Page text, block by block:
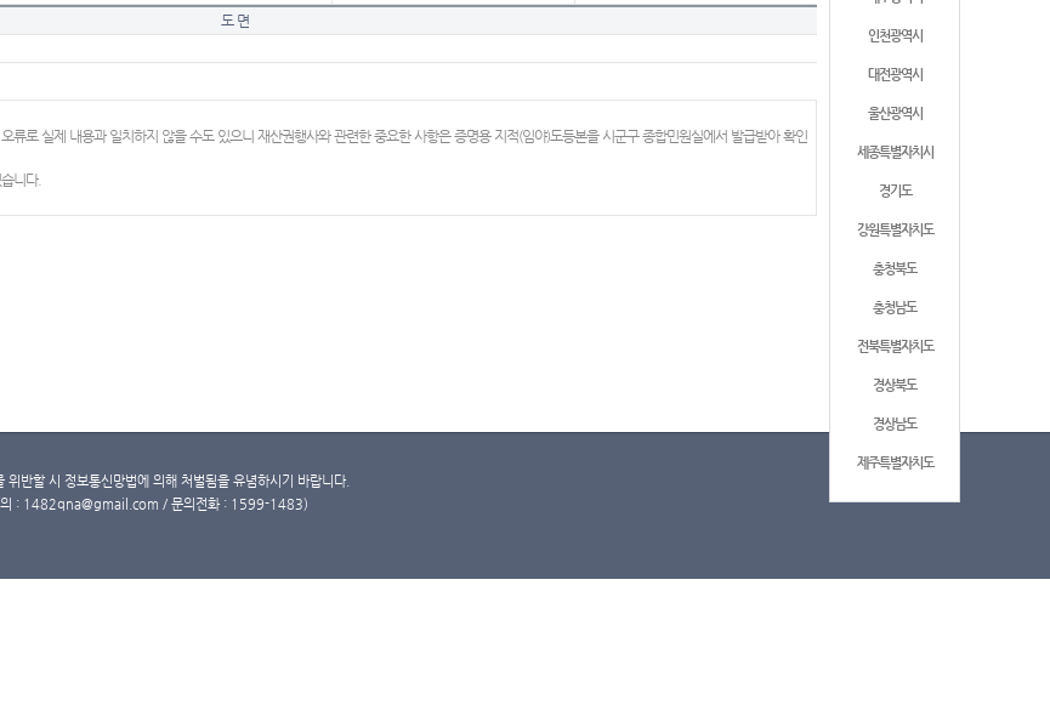
인천광역시
대전광역시
울산광역시
세종특별자치시
경기도
강원특별자치도
충청북도
충청남도
전북특별자치도
경상북도
경상남도
제주특별자치도
도 면
류로 실제 내용과 일치하지 않을 수도 있으니 재산권행사와 관련한 중요한 사항은 증명용 지적(임야)도등본을 시군구 종합민원실에서 발급받아 확인
니다.
반할 시 정보통신망법에 의해 처벌됨을 유념하시기 바랍니다.
의 : 1482qna@gmail.com / 문의전화 : 1599-1483)